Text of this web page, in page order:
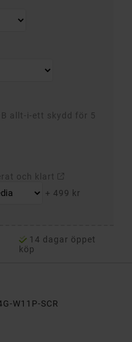
allt-i-ett skydd för 5
och klart
+ 499 kr
14 dagar öppet
köp
W11P-SCR